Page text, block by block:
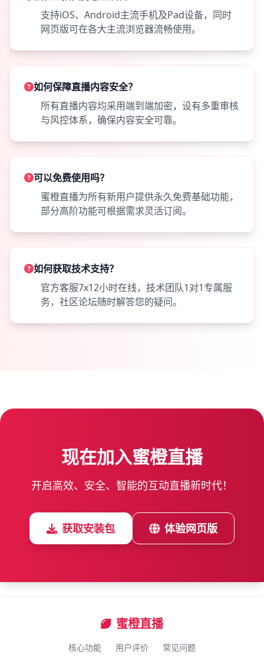
支持iOS、Android主流手机及Pad设备，同时
网页版可在各大主流浏览器流畅使用。
如何保障直播内容安全？
所有直播内容均采用端到端加密，设有多重审核
与风控体系，确保内容安全可靠。
可以免费使用吗？
蜜橙直播为所有新用户提供永久免费基础功能，
部分高阶功能可根据需求灵活订阅。
如何获取技术支持？
官方客服7x12小时在线，技术团队1对1专属服
务，社区论坛随时解答您的疑问。
现在加入蜜橙直播
开启高效、安全、智能的互动直播新时代！
获取安装包 体验网页版
蜜橙直播
核心功能 用户评价 常见问题